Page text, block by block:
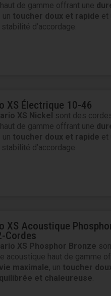
de gamme offrant une
, un toucher doux et rapide et
d’accordage.
XS Électrique 10-46
XS Nickel sont des
de gamme offrant une
, un toucher doux et rapide et
d’accordage.
XS Acoustique
Cordes
XS Phosphor Bronze
acoustique haut de gamme
maximale, un toucher
et chaleureuse.